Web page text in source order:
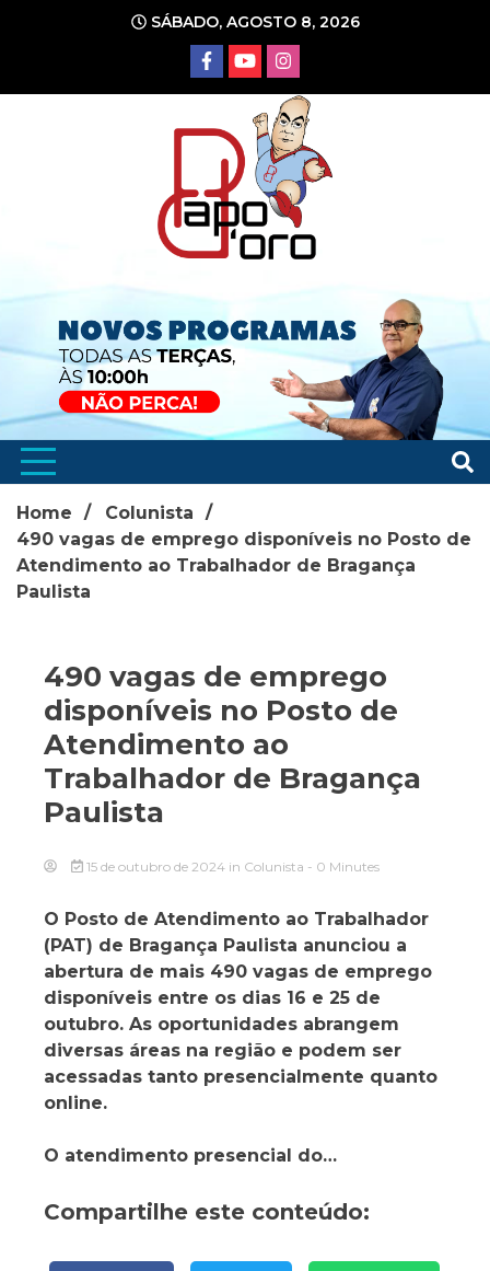
conteúdo
SÁBADO, AGOSTO 8, 2026
Home
Colunista
490 vagas de emprego disponíveis no Posto de
Atendimento ao Trabalhador de Bragança
Paulista
490 vagas de emprego
disponíveis no Posto de
Atendimento ao
Trabalhador de Bragança
Paulista
15 de outubro de 2024 in Colunista - 0 Minutes
O Posto de Atendimento ao Trabalhador
(PAT) de Bragança Paulista anunciou a
abertura de mais 490 vagas de emprego
disponíveis entre os dias 16 e 25 de
outubro. As oportunidades abrangem
diversas áreas na região e podem ser
acessadas tanto presencialmente quanto
online.
O atendimento presencial do…
Compartilhe este conteúdo: